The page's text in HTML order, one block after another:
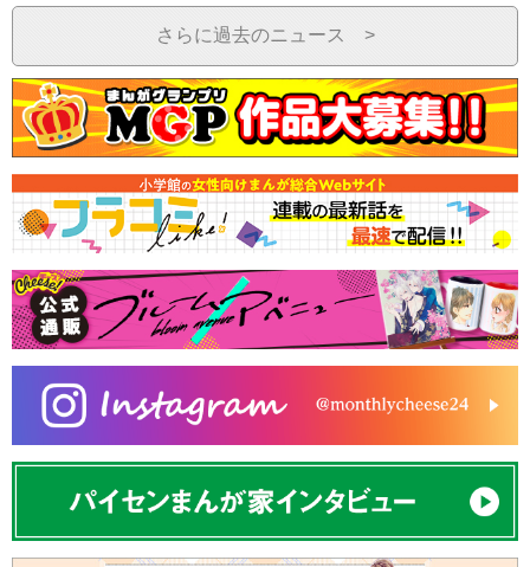
さらに過去のニュース >